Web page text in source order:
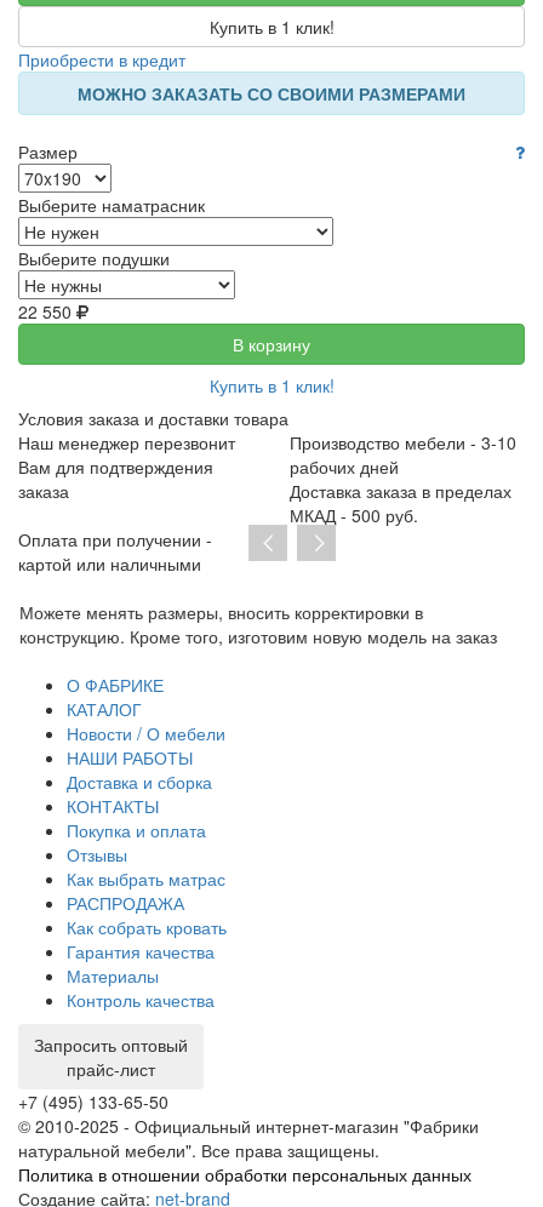
Купить в 1 клик!
Приобрести в кредит
МОЖНО ЗАКАЗАТЬ СО СВОИМИ РАЗМЕРАМИ
Размер
Выберите наматрасник
Выберите подушки
22 550
В корзину
Купить в 1 клик!
Условия заказа и доставки товара
Наш менеджер перезвонит
Вам для подтверждения
заказа
Производство мебели - 3-10
рабочих дней
Доставка заказа в пределах
МКАД - 500 руб.
Оплата при получении -
картой или наличными
Можете менять размеры, вносить корректировки в
конструкцию. Кроме того, изготовим новую модель на заказ
О ФАБРИКЕ
КАТАЛОГ
Новости / О мебели
НАШИ РАБОТЫ
Доставка и сборка
КОНТАКТЫ
Покупка и оплата
Отзывы
Как выбрать матрас
РАСПРОДАЖА
Как собрать кровать
Гарантия качества
Материалы
Контроль качества
Запросить оптовый
прайс-лист
+7 (495) 133-65-50
© 2010-2025 - Официальный интернет-магазин "Фабрики
натуральной мебели". Все права защищены.
Политика в отношении обработки персональных данных
Создание сайта: net-brand